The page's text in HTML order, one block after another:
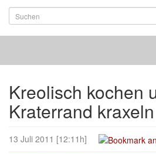
Kreolisch kochen
Kraterrand kraxeln
13 Juli 2011 [12:11h]